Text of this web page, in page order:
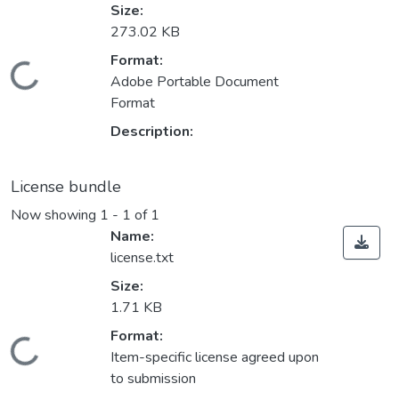
Loading...
Size:
273.02 KB
Format:
Adobe Portable Document
Format
Description:
License bundle
Now showing 1 - 1 of 1
Loading...
Name:
license.txt
Size:
1.71 KB
Format:
Item-specific license agreed upon
to submission